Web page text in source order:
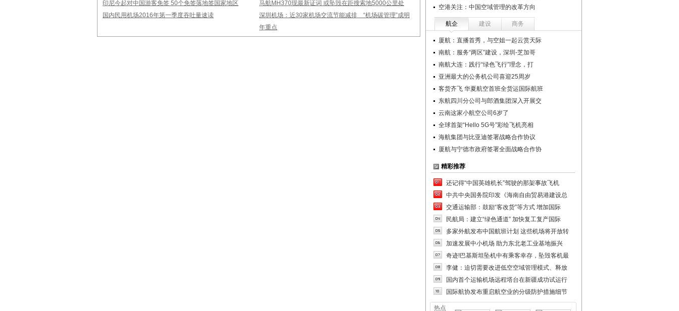
印尼今起对中国游客免签 50个免签落地签国家地区
马航MH370现最新证词 或坠毁在距搜索地5000公里处
国内民用机场2016年第一季度吞吐量速读
深圳机场：近30家机场交流节能减排 “机场碳管理”成明
年重点
空港关注：中国空域管理的改革方向
航企 建设 商务
厦航：直播首秀，与空姐一起云赏天际
南航：服务“两区”建设，深圳-芝加哥
南航大连：践行“绿色飞行”理念，打
亚洲最大的公务机公司喜迎25周岁
客货齐飞 华夏航空首班全货运国际航班
东航四川分公司与郎酒集团深入开展交
云南这家小航空公司6岁了
全球首架“Hello 5G号”彩绘飞机亮相
海航集团与比亚迪签署战略合作协议
厦航与宁德市政府签署全面战略合作协
精彩推荐
还记得“中国英雄机长”驾驶的那架事故飞机
中共中央国务院印发《海南自由贸易港建设总
交通运输部：鼓励“客改货”等方式 增加国际
民航局：建立“绿色通道” 加快复工复产国际
多家外航发布中国航班计划 这些机场将开放转
加速发展中小机场 助力东北老工业基地振兴
奇迹!巴基斯坦坠机中有乘客幸存，坠毁客机最
李健：迫切需要改进低空空域管理模式、释放
国内首个运输机场远程塔台在新疆成功试运行
国际航协发布重启航空业的分级防护措施细节
热点